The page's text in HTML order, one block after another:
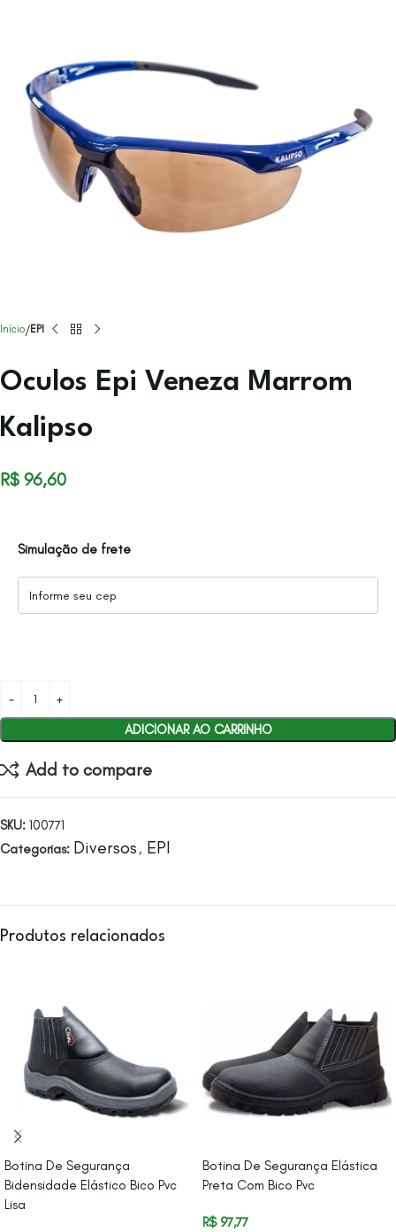
Início EPI
Oculos Epi Veneza Marrom
Kalipso
R$ 96,60
Simulação de frete
ADICIONAR AO CARRINHO
Add to compare
SKU: 100771
Categorias: Diversos , EPI
Produtos relacionados
Botina De Segurança
Bidensidade Elástico Bico Pvc
Lisa
Botina De Segurança Elástica
Preta Com Bico Pvc
R$97,77